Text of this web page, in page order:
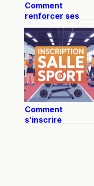
Comment
renforcer ses
genoux : conseils
et exercices
simples pour plus
de stabilité
Comment
s’inscrire